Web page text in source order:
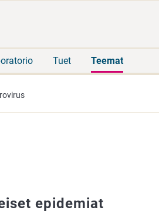
Tuet Teemat
epidemiat